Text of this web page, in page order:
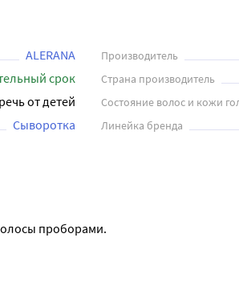
ALERANA Производитель
срок Страна производитель
от детей Состояние волос и кожи
Сыворотка Линейка бренда
проборами.